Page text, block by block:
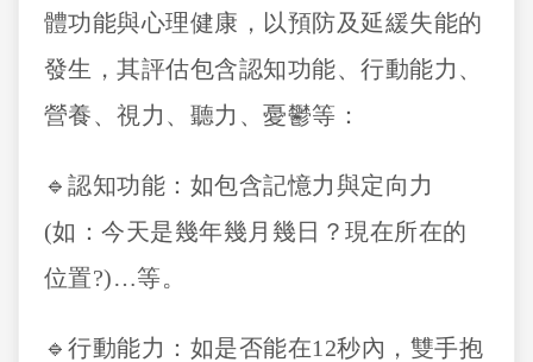
體功能與心理健康，以預防及延緩失能的
發生，其評估包含認知功能、行動能力、
營養、視力、聽力、憂鬱等：
🔹認知功能：如包含記憶力與定向力
(如：今天是幾年幾月幾日？現在所在的
位置?)…等。
🔹行動能力：如是否能在12秒內，雙手抱